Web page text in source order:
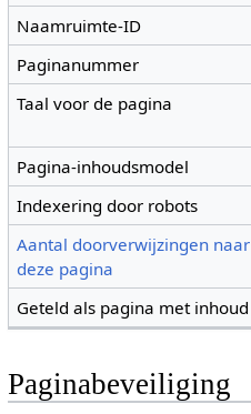
Naamruimte-ID
Paginanummer
Taal voor de pagina
Pagina-inhoudsmodel
Indexering door robots
Aantal doorverwijzingen naar
deze pagina
Geteld als pagina met inhoud
Paginabeveiliging